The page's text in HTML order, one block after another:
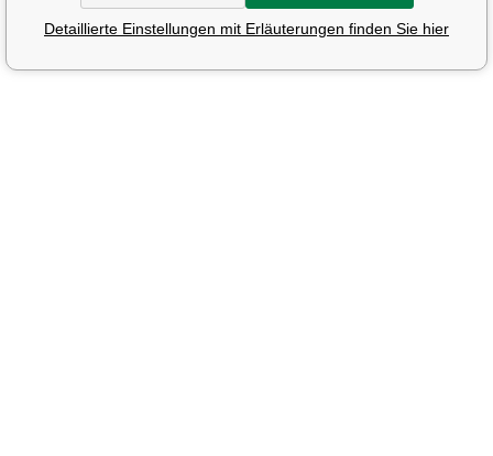
Detaillierte Einstellungen mit Erläuterungen finden Sie hier